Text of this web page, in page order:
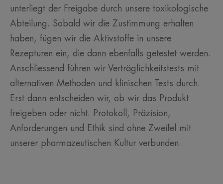
unterliegt der Freigabe durch unsere toxikologische
Abteilung. Sobald wir die Zustimmung erhalten
haben, fügen wir die Aktivstoffe in unsere
Rezepturen ein, die dann ebenfalls getestet werden.
Anschliessend führen wir Verträglichkeitstests mit
alternativen Methoden und klinischen Tests durch.
Erst dann entscheiden wir, ob wir das Produkt
freigeben oder nicht. Protokoll, Präzision,
Anforderungen und Ethik sind ohne Zweifel mit
unserer pharmazeutischen Kultur verbunden.